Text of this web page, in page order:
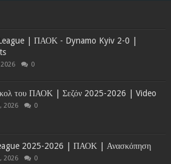
| ΠΑΟΚ - Dynamo Kyiv 2-0 |
0
του ΠΑΟΚ | Σεζόν 2025-2026 | Video
2026 0
2025-2026 | ΠΑΟΚ | Ανασκόπηση
2026 0